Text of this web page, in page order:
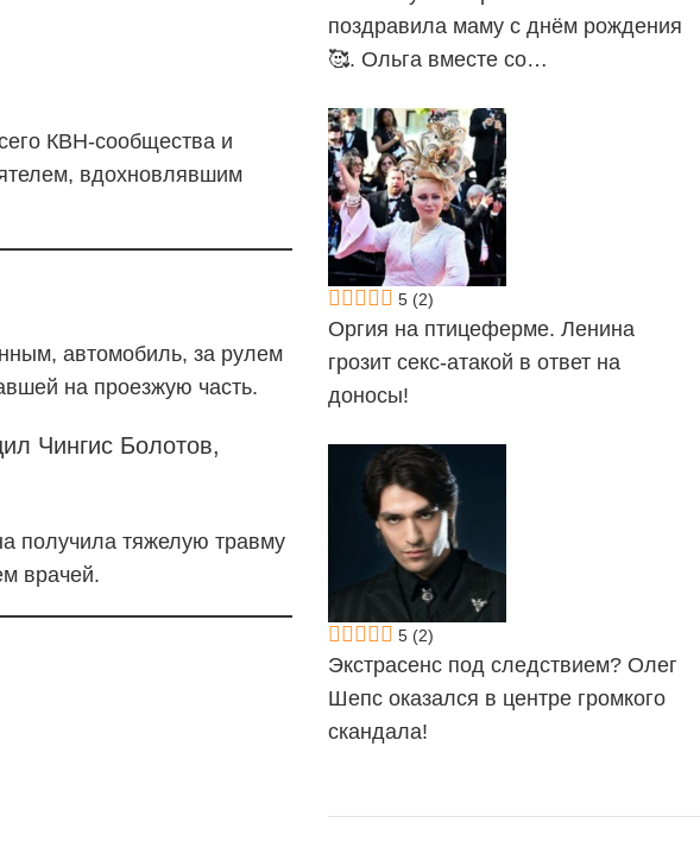
КВН-сообщества и
вдохновлявшим
автомобиль, за рулем
на проезжую часть.
Чингис Болотов,
получила тяжелую травму
врачей.
поздравила маму с днём рождения
🥰. Ольга вместе со…
5 (2)
Оргия на птицеферме. Ленина
грозит секс-атакой в ответ на
доносы!
5 (2)
Экстрасенс под следствием? Олег
Шепс оказался в центре громкого
скандала!